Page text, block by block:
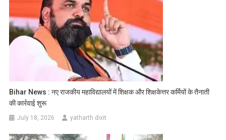
Bihar News : नए राजकीय महाविद्यालयों में शिक्षक और शिक्षकेत्तर कर्मियों के तैनाती
की कार्रवाई शुरू
July 18, 2026 yatharth dixit